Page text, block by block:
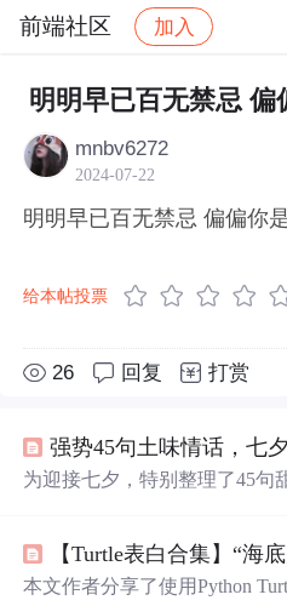
前端社区 加入
社区 前端社区 感慨
明明早已百无禁忌 偏
mnbv6272
2024-07-22
明明早已百无禁忌 偏偏你
给本帖投票
26 回复 打赏
为迎接七夕，特别整理了45句
本文作者分享了使用Python